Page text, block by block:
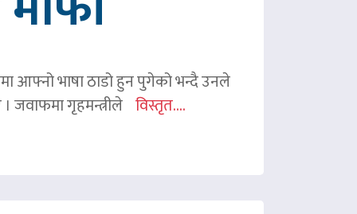
आफ्नो भाषा ठाडो हुन पुगेको भन्दै उनले
जवाफमा गृहमन्त्रीले विस्तृत....